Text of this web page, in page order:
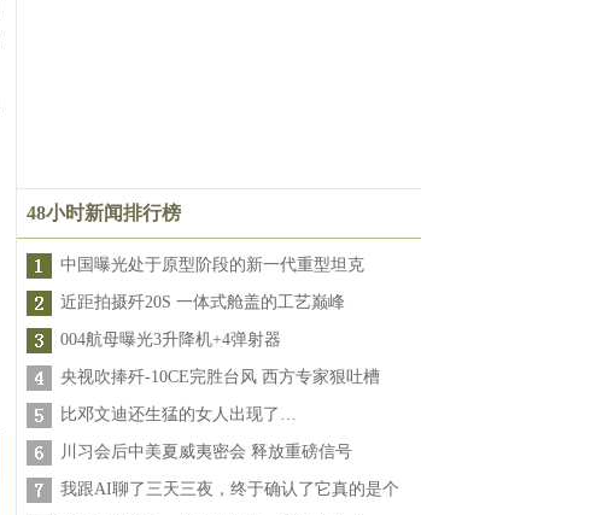
48小时新闻排行榜
中国曝光处于原型阶段的新一代重型坦克
近距拍摄歼20S 一体式舱盖的工艺巅峰
004航母曝光3升降机+4弹射器
央视吹捧歼-10CE完胜台风 西方专家狠吐槽
比邓文迪还生猛的女人出现了…
川习会后中美夏威夷密会 释放重磅信号
我跟AI聊了三天三夜，终于确认了它真的是个